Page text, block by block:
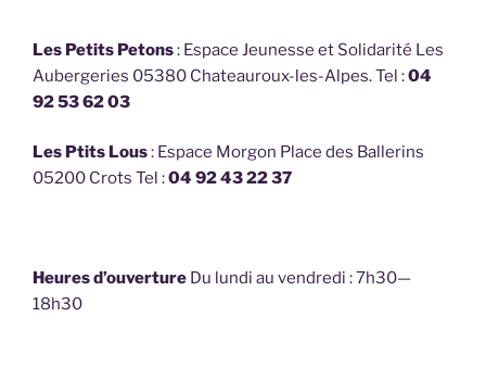
Les Petits Petons: Espace Jeunesse et Solidarité Les
Aubergeries 05380 Chateauroux-les-Alpes. Tel :04
92 53 62 03
Les Ptits Lous: Espace Morgon Place des Ballerins
05200 Crots Tel :04 92 43 22 37
Heures d’ouverture Du lundi au vendredi : 7h30—
18h30